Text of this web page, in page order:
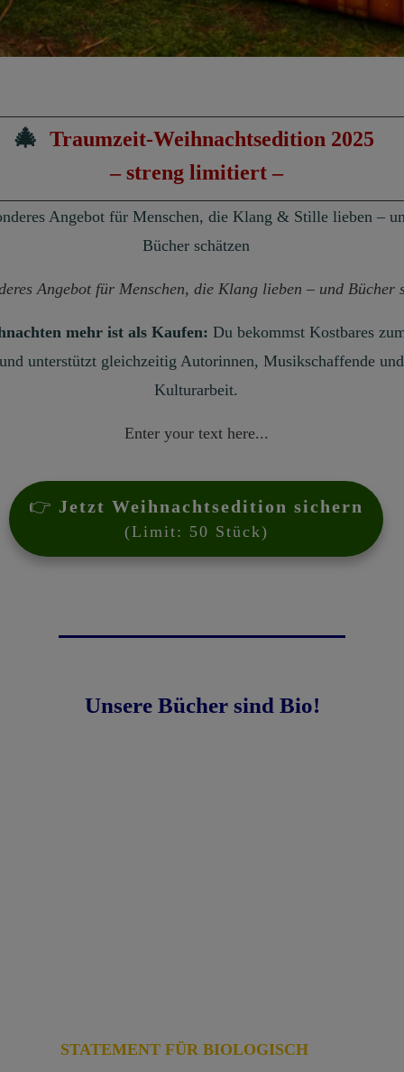
🎄 Traumzeit-Weihnachtsedition 2025
– streng limitiert –
Angebot für Menschen, die Klang & Stille lieben –
Bücher schätzen
Angebot für Menschen, die Klang lieben – und Bücher
mehr ist als Kaufen: Du bekommst Kostbares
unterstützt gleichzeitig Autorinnen, Musikschaffende
Kulturarbeit.
Enter your text here...
👉 Jetzt Weihnachtsedition sichern
(Limit: 50 Stück)
Unsere Bücher sind Bio!
STATEMENT FÜR BIOLOGISCH